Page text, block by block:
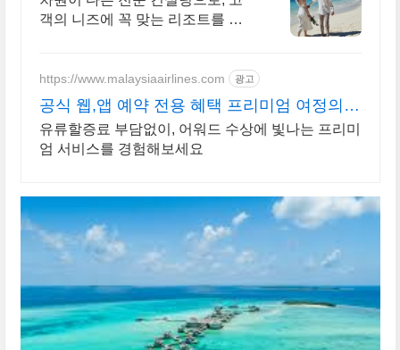
객의 니즈에 꼭 맞는 리조트를 찾
https://www.malaysiaairlines.com 광고
공식 웹,앱 예약 전용 혜택 프리미엄 여정의
시작
유류할증료 부담없이, 어워드 수상에 빛나는 프리미
엄 서비스를 경험해보세요